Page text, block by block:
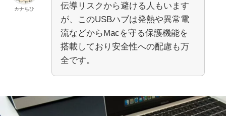
カナちひ
伝導リスクから避ける人もいます
が、このUSBハブは発熱や異常電
流などからMacを守る保護機能を
搭載しており安全性への配慮も万
全です。